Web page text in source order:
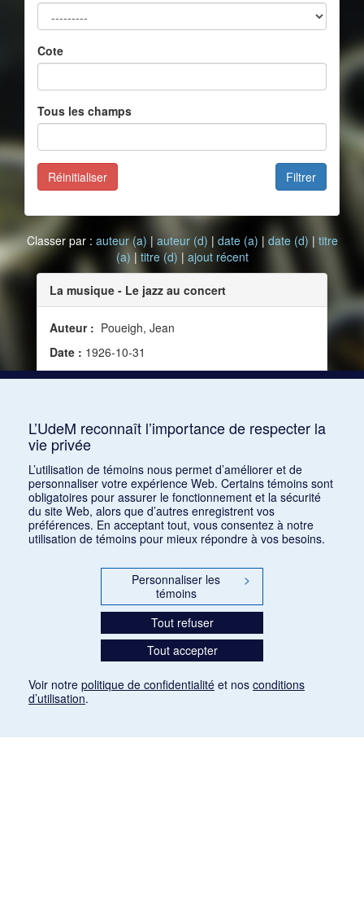
Cote
Tous les champs
Filtrer
Réinitialiser
Classer par : auteur (a) | auteur (d) | date (a) | date (d) | titre
(a) | titre (d) | ajout récent
La musique - Le jazz au concert
Auteur : Poueigh, Jean
Date : 1926-10-31
Source :Le Carnet de la semaine, vol. 12, no 595
L’UdeM reconnaît l’importance de respecter la
vie privée
L’utilisation de témoins nous permet d’améliorer et de
personnaliser votre expérience Web. Certains témoins sont
obligatoires pour assurer le fonctionnement et la sécurité
du site Web, alors que d’autres enregistrent vos
préférences. En acceptant tout, vous consentez à notre
utilisation de témoins pour mieux répondre à vos besoins.
Personnaliser les
témoins
>
Tout refuser
Tout accepter
Voir notre politique de confidentialité et nos conditions
d’utilisation.